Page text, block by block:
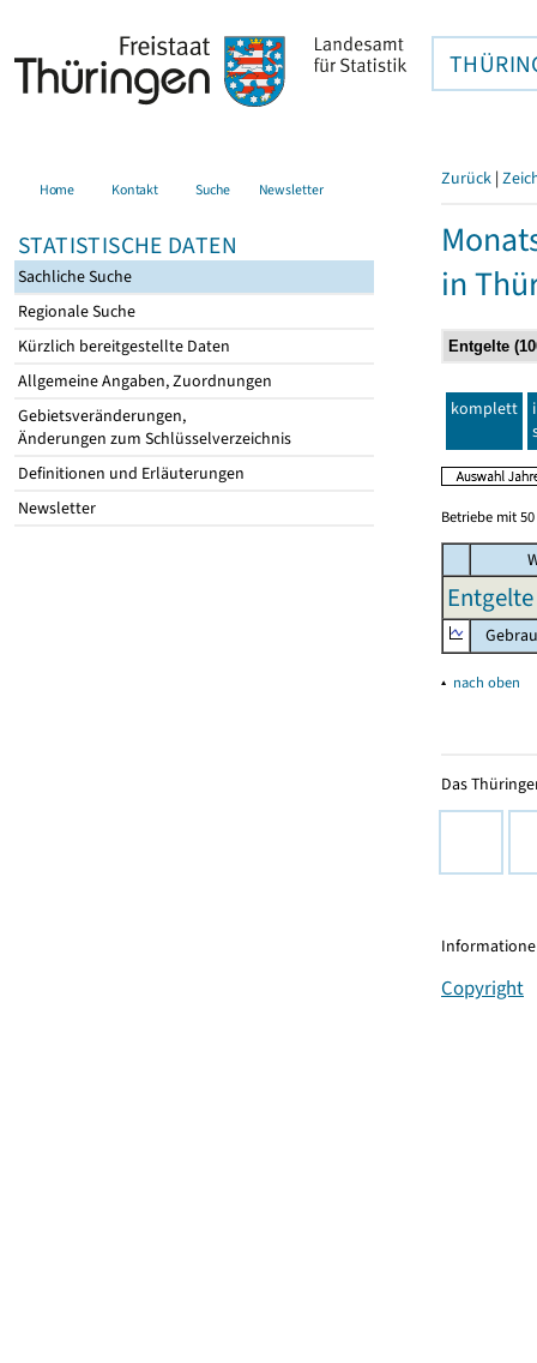
Home Kontakt Suche Newsletter
STATISTISCHE DATEN
Sachliche Suche
Regionale Suche
Kürzlich bereitgestellte Daten
Allgemeine Angaben, Zuordnungen
Gebietsveränderungen,
Änderungen zum Schlüsselverzeichnis
Definitionen und Erläuterungen
Newsletter
Zurück |
in
komplett
Betriebe mit
▴ nach oben
Das
Copyright